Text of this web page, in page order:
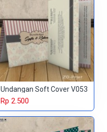
Undangan Soft Cover V053
Rp 2.500